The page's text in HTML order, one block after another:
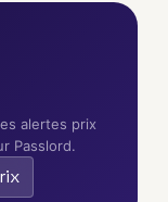
alertes prix
Passlord.